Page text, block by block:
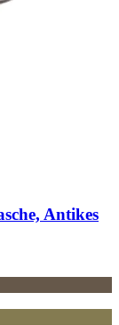
Antikes